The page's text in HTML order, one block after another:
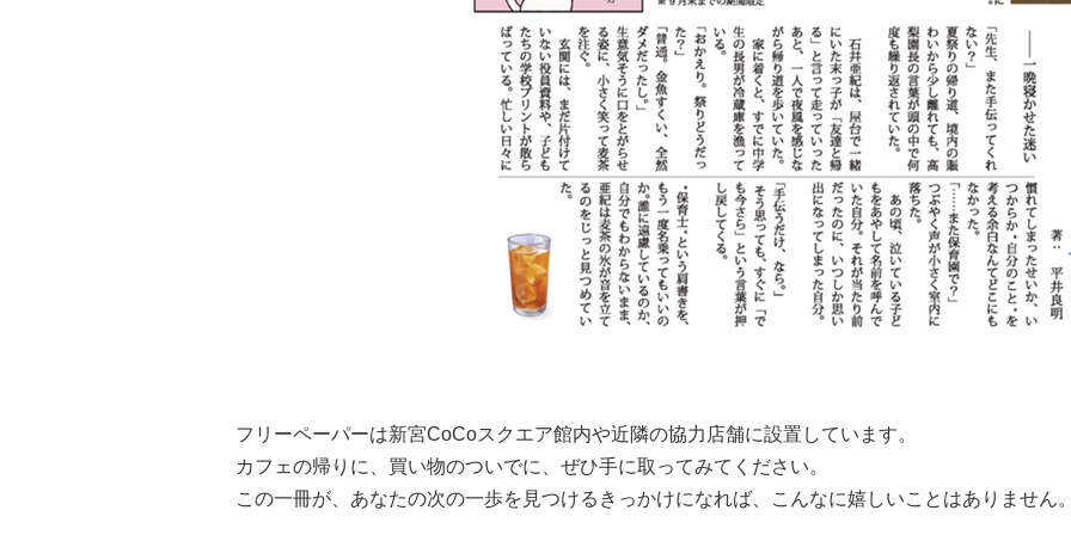
フリーペーパーは新宮CoCoスクエア館内や近隣の協力店舗に設置しています。
カフェの帰りに、買い物のついでに、ぜひ手に取ってみてください。
この一冊が、あなたの次の一歩を見つけるきっかけになれば、こんなに嬉しいことはありません